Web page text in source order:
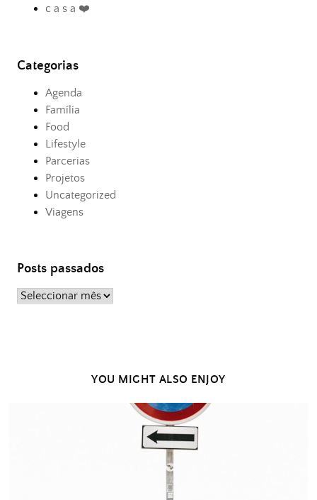
c a s a ❤️
Categorias
Agenda
Família
Food
Lifestyle
Parcerias
Projetos
Uncategorized
Viagens
Posts passados
Posts
YOU MIGHT ALSO ENJOY